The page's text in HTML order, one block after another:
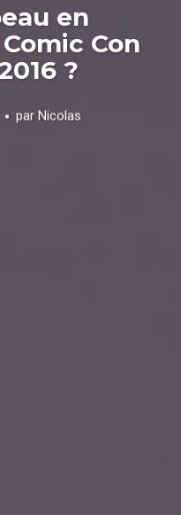
en
Con
?
par Nicolas